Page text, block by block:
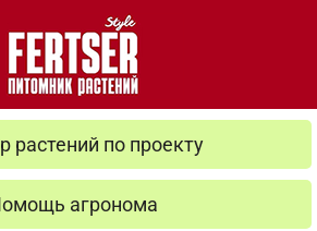
растений по проекту
агронома